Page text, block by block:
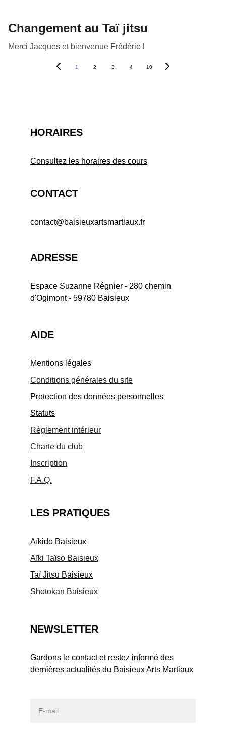
Changement au Taï jitsu
Merci Jacques et bienvenue Frédéric !
1 2 3 4 10
HORAIRES
Consultez les horaires des cours
ADRESSE
Espace Suzanne Régnier - 280 chemin
d'Ogimont - 59780 Baisieux
CONTACT
contact@baisieuxartsmartiaux.fr
AIDE
Mentions légales
Conditions générales du site
Protection des données personnelles
Statuts
Règlement intérieur
Charte du club
Inscription
F.A.Q.
NEWSLETTER
Gardons le contact et restez informé des
dernières actualités du Baisieux Arts Martiaux
LES PRATIQUES
Aïkido Baisieux
Aïki Taïso Baisieux
Taï Jitsu Baisieux
Shotokan Baisieux